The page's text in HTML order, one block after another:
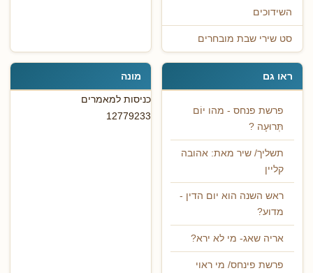
השידוכים
סט שירי שבת מובחרים
ראו גם
פרשת פנחס - מהו יוֹם
תְּרוּעָה ?
תשליך/ שיר מאת: אהובה
קליין
ראש השנה הוא יום הדין -
מדוע?
אריה שאג- מי לא ירא?
פרשת פינחס/ מי ראוי
מונה
כניסות למאמרים
12779233